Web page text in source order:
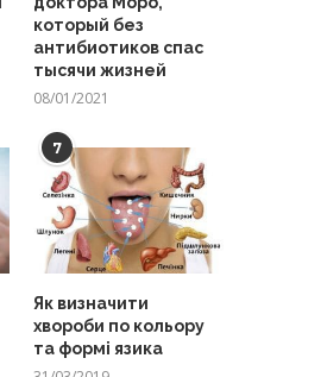
который без
антибиотиков спас
тысячи жизней
08/01/2021
7
Як визначити
хвороби по кольору
та формі язика